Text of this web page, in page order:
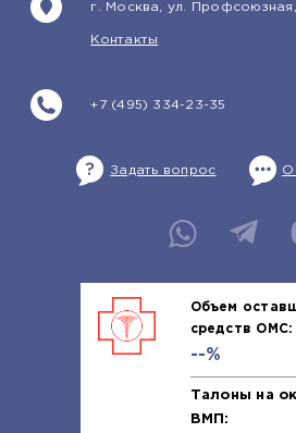
+7 (495) 334-23-35
г. Москва, ул.
Контакты
Задать вопрос
Объем
средств ОМС:
--%
Талоны на
ВМП: